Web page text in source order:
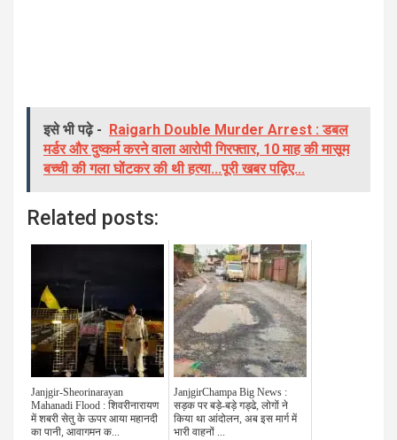
इसे भी पढ़े -
Raigarh Double Murder Arrest : डबल
मर्डर और दुष्कर्म करने वाला आरोपी गिरफ्तार, 10 माह की मासूम
बच्ची की गला घोंटकर की थी हत्या...पूरी खबर पढ़िए...
Related posts:
Janjgir-Sheorinarayan
Mahanadi Flood : शिवरीनारायण
में शबरी सेतु के ऊपर आया महानदी
का पानी, आवागमन क...
JanjgirChampa Big News :
सड़क पर बड़े-बड़े गड्ढे, लोगों ने
किया था आंदोलन, अब इस मार्ग में
भारी वाहनों ...